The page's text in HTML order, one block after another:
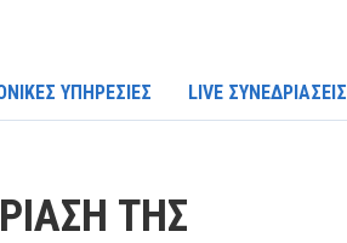
ΥΠΗΡΕΣΙΕΣ LIVE ΣΥΝΕΔΡΙΑΣΕΙΣ
ΤΗΣ